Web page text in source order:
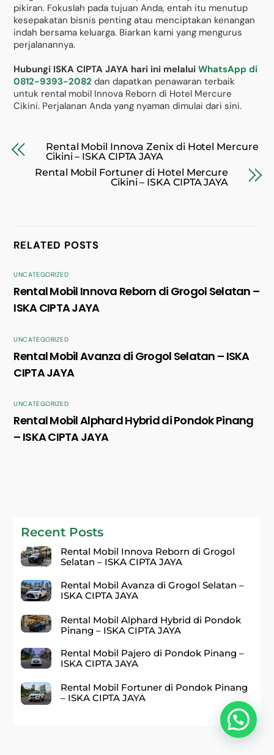
pikiran. Fokuslah pada tujuan Anda, entah itu menutup
kesepakatan bisnis penting atau menciptakan kenangan
indah bersama keluarga. Biarkan kami yang mengurus
perjalanannya.
Hubungi ISKA CIPTA JAYA hari ini melaluiWhatsApp di
0812-9393-2082 dan dapatkan penawaran terbaik
untuk rental mobil Innova Reborn di Hotel Mercure
Cikini. Perjalanan Anda yang nyaman dimulai dari sini.
Rental Mobil Innova Zenix di Hotel Mercure
Cikini – ISKA CIPTA JAYA
Rental Mobil Fortuner di Hotel Mercure
Cikini – ISKA CIPTA JAYA
RELATED POSTS
UNCATEGORIZED
Rental Mobil Innova Reborn di Grogol Selatan –
ISKA CIPTA JAYA
UNCATEGORIZED
Rental Mobil Avanza di Grogol Selatan – ISKA
CIPTA JAYA
UNCATEGORIZED
Rental Mobil Alphard Hybrid di Pondok Pinang
– ISKA CIPTA JAYA
Recent Posts
Rental Mobil Innova Reborn di Grogol
Selatan – ISKA CIPTA JAYA
Rental Mobil Avanza di Grogol Selatan –
ISKA CIPTA JAYA
Rental Mobil Alphard Hybrid di Pondok
Pinang – ISKA CIPTA JAYA
Rental Mobil Pajero di Pondok Pinang –
ISKA CIPTA JAYA
Rental Mobil Fortuner di Pondok Pinang
– ISKA CIPTA JAYA